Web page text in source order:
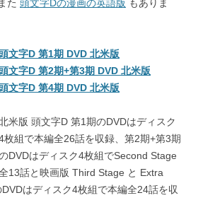
た 頭文字Dの漫画の英語版 もありま
文字D 第1期 DVD 北米版
文字D 第2期+第3期 DVD 北米版
文字D 第4期 DVD 北米版
米版 頭文字D 第1期のDVDはディスク
枚組で本編全26話を収録、第2期+第3期
DVDはディスク4枚組でSecond Stage
13話と映画版 Third Stage と Extra
はディスク4枚組で本編全24話を収